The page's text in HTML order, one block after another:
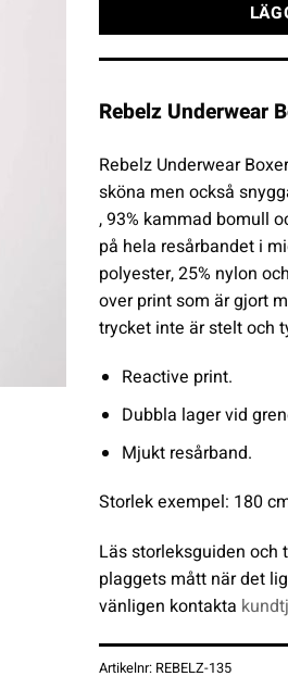
Rebelz Underwear
Rebelz Underwear
sköna men också
, 93% kammad bomull
på hela resårbandet i
polyester, 25% nylon
over print som är gjort
trycket inte är stelt och
Reactive print.
Dubbla lager vid
Mjukt resårband.
Storlek exempel: 180
Läs storleksguiden
plaggets mått när det
vänligen kontakta
Artikelnr: REBELZ-135